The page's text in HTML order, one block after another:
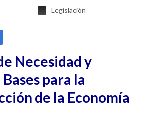
Legislación
Necesidad y
para la
de la Economía